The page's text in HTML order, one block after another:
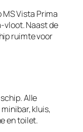
Vista Prima
vloot. Naast de
ruimte voor
Alle
kluis,
en toilet.